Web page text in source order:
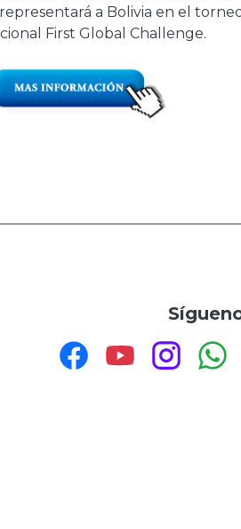
a Bolivia en el
First Global Challenge.